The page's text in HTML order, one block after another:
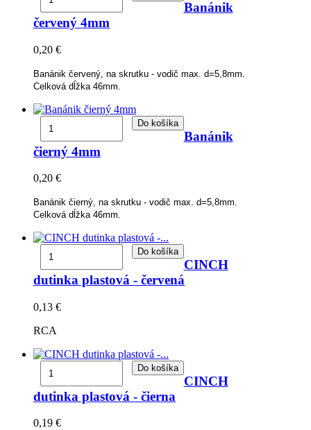
Banánik
červený 4mm
0,20 €
Banánik červený, na skrutku - vodič max. d=5,8mm.
Celková dĺžka 46mm.
Do košíka
Banánik
čierný 4mm
0,20 €
Banánik čierný, na skrutku - vodič max. d=5,8mm.
Celková dĺžka 46mm.
Do košíka
CINCH
dutinka plastová - červená
0,13 €
RCA
Do košíka
CINCH
dutinka plastová - čierna
0,19 €